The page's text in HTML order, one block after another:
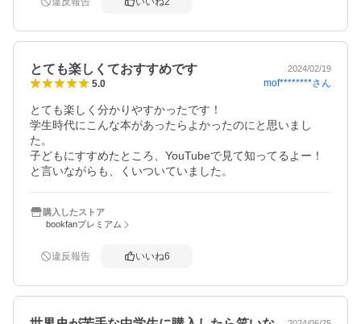
とても楽しくておすすめです 2024/02/19
5.0 mof********さん
とても楽しく分かりやすかったです！
学生時代にこんな本があったらよかったのにと思いまし
た。
子どもにすすめたところ、YouTubeで見て知ってるよー！
と言いながらも、くいついていました。
購入したストア
bookfanプレミアム
違反報告 いいね6